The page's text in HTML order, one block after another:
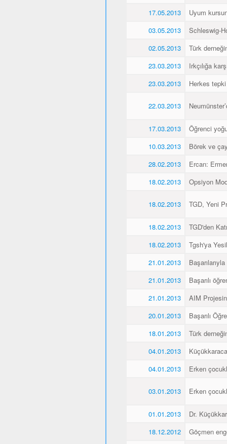
17.05.2013
Uyum
03.05.2013
Schleswig-
02.05.2013
Türk
23.03.2013
Irkçılığa
23.03.2013
Herkes
22.03.2013
17.03.2013
Öğrenci
10.03.2013
Börek ve
28.02.2013
Ercan:
18.02.2013
Opsiyon
18.02.2013 TGD, Yeni
18.02.2013
TGD'den
18.02.2013
Tgsh'ya
21.01.2013
21.01.2013
Başarılı
21.01.2013
AIM
20.01.2013
Başarılı
18.01.2013
Türk
04.01.2013
04.01.2013
Erken
03.01.2013 Erken
01.01.2013
Dr.
18.12.2012
Göçmen